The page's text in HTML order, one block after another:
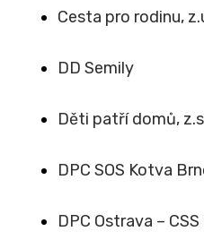
Cesta pro rodinu,
DD Semily
Děti patří domů,
DPC SOS Kotva
DPC Ostrava –